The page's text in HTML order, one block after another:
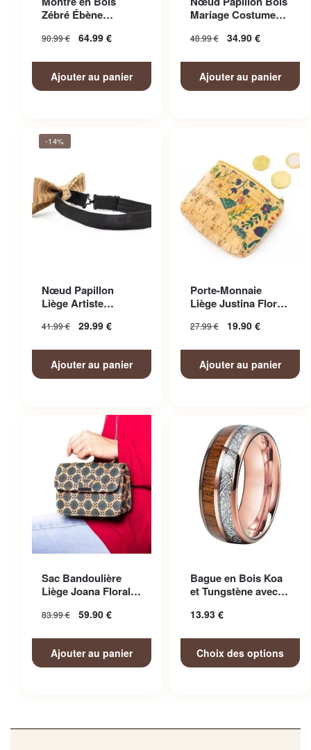
Zébré Ébène
90.99€ 64.99 €
Ajouter au panier
Mariage Costume
48.99€ 34.90 €
Ajouter au panier
-14%
Nœud Papillon
Liège Artiste
41.99€ 29.99 €
Ajouter au panier
Porte-Monnaie
Liège Justina Floral
27.99€ 19.90 €
Ajouter au panier
Sac Bandoulière
Liège Joana Floral
83.99€ 59.90 €
Ajouter au panier
Bague en Bois Koa
et Tungstène avec
13.93 €
Choix des options
variations. Les options
peuvent être choisies sur la
page du produit